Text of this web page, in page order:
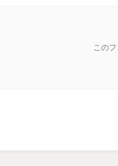
この